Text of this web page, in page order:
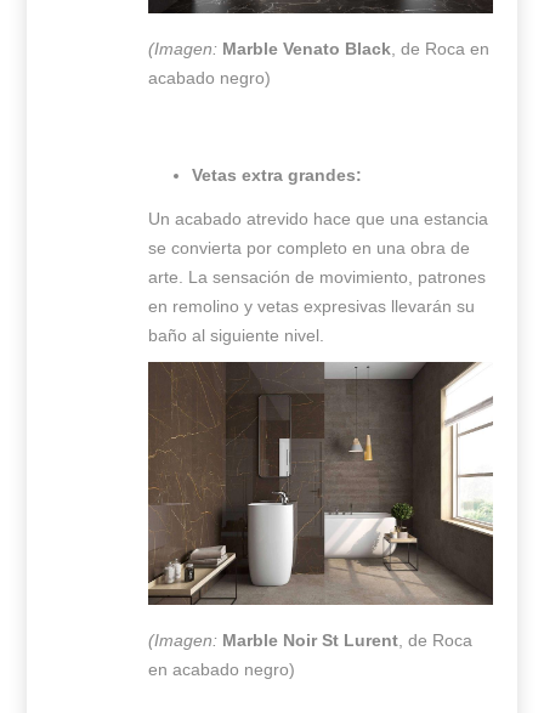
(Imagen: Marble Venato Black, de Roca en
acabado negro)
Vetas extra grandes:
Un acabado atrevido hace que una estancia
se convierta por completo en una obra de
arte. La sensación de movimiento, patrones
en remolino y vetas expresivas llevarán su
baño al siguiente nivel.
(Imagen: Marble Noir St Lurent, de Roca
en acabado negro)